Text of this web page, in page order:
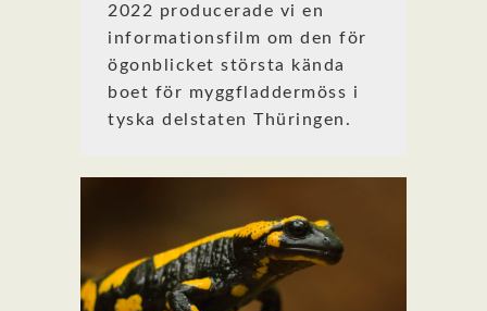
2022 producerade vi en
informationsfilm om den för
ögonblicket största kända
boet för myggfladdermöss i
tyska delstaten Thüringen.